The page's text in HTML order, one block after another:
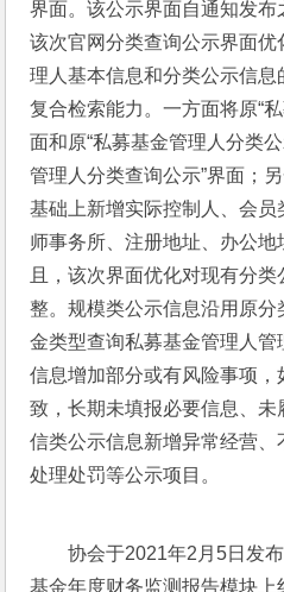
界面。该公示界面自通知发布
该次官网分类查询公示界面
理人基本信息和分类公示信息
复合检索能力。一方面将原“
面和原“私募基金管理人分类
管理人分类查询公示”界面；
基础上新增实际控制人、会
师事务所、注册地址、办公
且，该次界面优化对现有分
整。规模类公示信息沿用原
金类型查询私募基金管理人
信息增加部分或有风险事项
致，长期未填报必要信息、
信类公示信息新增异常经营
处理处罚等公示项目。
协会于2021年2月5日发
基金年度财务监测报告模块